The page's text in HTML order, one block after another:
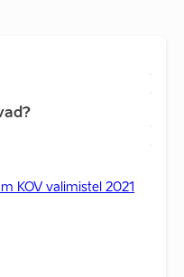
KOV valimistel 2021